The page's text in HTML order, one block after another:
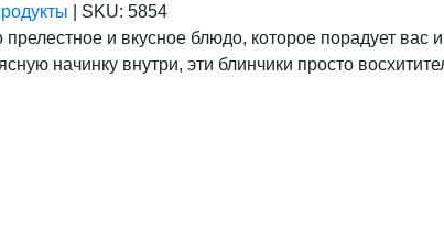
SKU: 5854
и вкусное блюдо, которое порадует
начинку внутри, эти блинчики просто